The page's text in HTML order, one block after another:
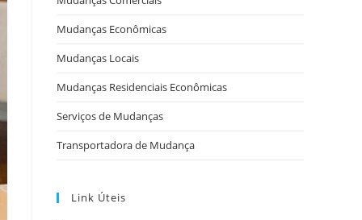
Mudanças Econômicas
Mudanças Locais
Mudanças Residenciais Econômicas
Serviços de Mudanças
Transportadora de Mudança
Link Úteis